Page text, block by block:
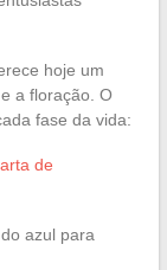
hoje um
a floração. O
fase da vida:
de
azul para